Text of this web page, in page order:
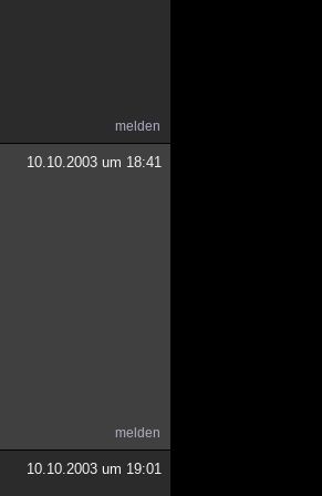
melden
10.10.2003 um 18:41
melden
10.10.2003 um 19:01